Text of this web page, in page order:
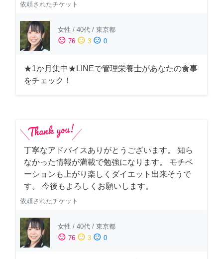
依頼されたチケット
女性 / 40代 / 東京都
sentiment_satisfied 76 sentiment_neutral 3 sentiment_dissatisfied 0
★1か月集中★LINEで管理栄養士があなたの食事
をチェック！
丁寧なアドバイスありがとうございます。 知ら
なかった情報が満載で勉強になります。 モチベ
ーションも上がり楽しくダイエット出来そうで
す。 今後もよろしくお願いします。
依頼されたチケット
女性 / 40代 / 東京都
sentiment_satisfied 76 sentiment_neutral 3 sentiment_dissatisfied 0